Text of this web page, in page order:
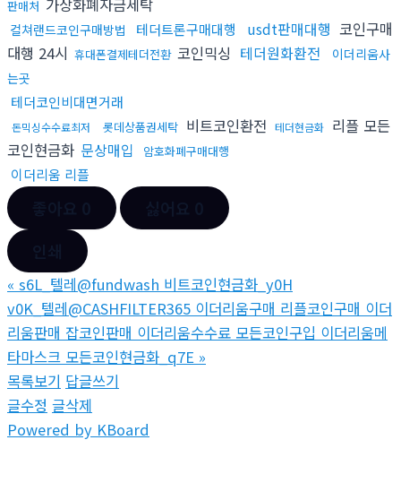
판매처 가상화폐자금세탁
컬쳐랜드코인구매방법 테더트론구매대행 usdt판매대행 코인구매
대행 24시 휴대폰결제테더전환 코인믹싱 테더원화환전
이더리움사
는곳
테더코인비대면거래
돈믹싱수수료최저 롯데상품권세탁 비트코인환전 테더현금화 리플 모든
코인현금화 문상매입 암호화폐구매대행
이더리움 리플
« s6L_텔레@fundwash 비트코인현금화_y0H
v0K_텔레@CASHFILTER365 이더리움구매 리플코인구매 이더
리움판매 잡코인판매 이더리움수수료 모든코인구입 이더리움메
타마스크 모든코인현금화_q7E »
목록보기 답글쓰기
글수정 글삭제
Powered by KBoard